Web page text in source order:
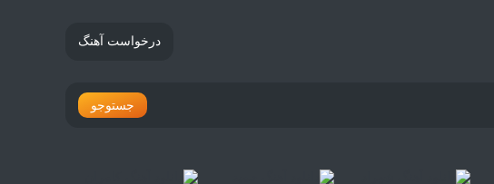
درخواست آهنگ
جستوجو